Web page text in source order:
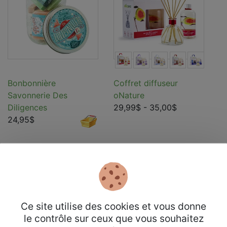
Bonbonnière
Savonnerie Des
Diligences
24,95$
Coffret diffuseur
oNature
29,99$ - 35,00$
Rayons
Entretien ménager
Ce site utilise des cookies et vous donne
le contrôle sur ceux que vous souhaitez